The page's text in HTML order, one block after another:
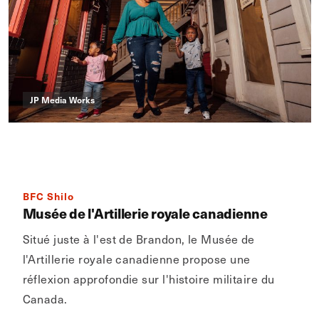
JP Media Works
BFC Shilo
Musée de l'Artillerie royale canadienne
Situé juste à l'est de Brandon, le Musée de
l'Artillerie royale canadienne propose une
réflexion approfondie sur l'histoire militaire du
Canada.